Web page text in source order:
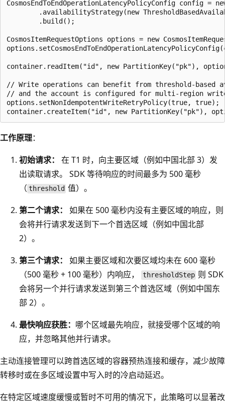
CosmosEndToEndOperationLatencyPolicyConfig config =
.availabilityStrategy(new
        .build();
CosmosItemRequestOptions options = new
container.readItem("id", new PartitionKey("pk"),
// Write operations can benefit from threshold-
// and the account is configured for multi-region
options.setNonIdempotentWriteRetryPolicy(true, true);
工作原理：
初始请求：
在 T1 时，向主要区域（例如中国北部 3）发
出读取请求。 SDK 等待响应的时间最多为 500 毫秒
（ threshold 值）。
第二个请求：
如果在 500 毫秒内没有主要区域的响应，则
会将并行请求发送到下一个首选区域（例如中国北部
2）。
第三个请求：
如果主要区域和次要区域均未在 600 毫秒
（500 毫秒 + 100 毫秒）内响应，
thresholdStep 则 SDK
会将另一个并行请求发送到第三个首选区域（例如中国东
部 2）。
最快响应获胜： 哪个区域最先响应，就接受哪个区域的响
应，并忽略其他并行请求。
主动连接管理可以跨首选区域的容器预热连接和缓存，减少故障
转移时或在多区域设置中写入时的冷启动延迟。
在特定区域速度缓慢或暂时不可用的情况下，此策略可以显著改